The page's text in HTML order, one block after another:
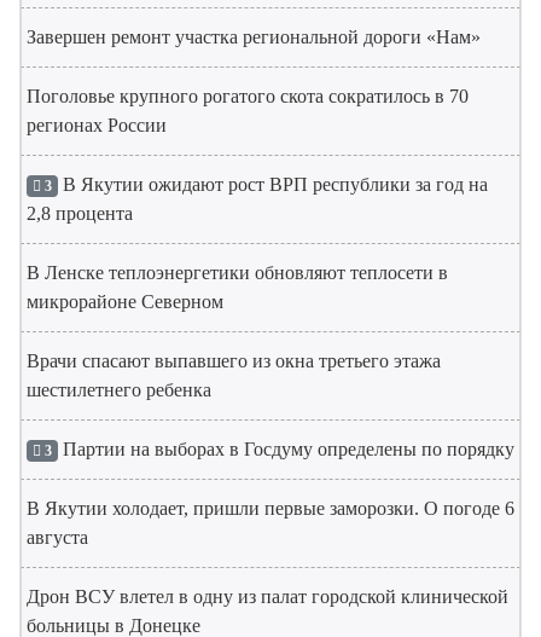
Завершен ремонт участка региональной дороги «Нам»
Поголовье крупного рогатого скота сократилось в 70
регионах России
3 В Якутии ожидают рост ВРП республики за год на
2,8 процента
В Ленске теплоэнергетики обновляют теплосети в
микрорайоне Северном
Врачи спасают выпавшего из окна третьего этажа
шестилетнего ребенка
3 Партии на выборах в Госдуму определены по порядку
В Якутии холодает, пришли первые заморозки. О погоде 6
августа
Дрон ВСУ влетел в одну из палат городской клинической
больницы в Донецке